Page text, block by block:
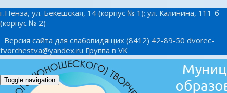
г.Пенза, ул. Бекешская, 14 (корпус № 1); ул. Калинина, 111-б
(корпус № 2)
Версия сайта для слабовидящих (8412) 42-89-50 dvorec-
tvorchestva@yandex.ru Группа в VK
Toggle navigation